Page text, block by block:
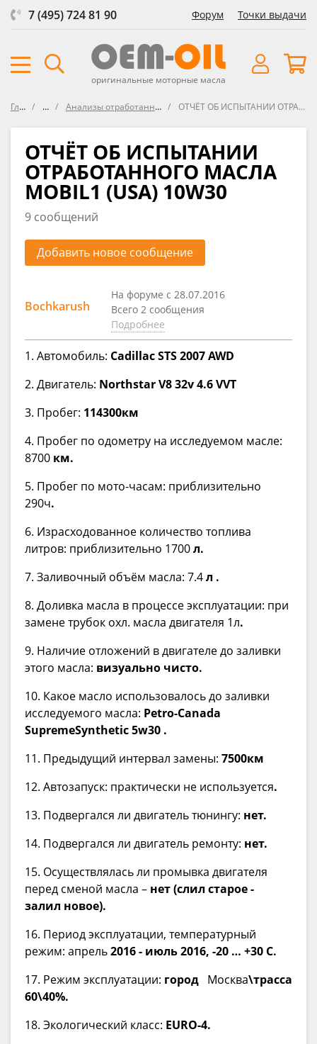
7 (495) 724 81 90 Форум Точки выдачи
оригинальные моторные масла
Главная ФорумАнализы отработанных масел UOA (Used Oil Analysis) ОТЧЁТ ОБ ИСПЫТАНИИ ОТРАБОТАННОГО МАСЛА MOBIL1 (USA) 10W30
ОТЧЁТ ОБ ИСПЫТАНИИ
ОТРАБОТАННОГО МАСЛА
MOBIL1 (USA) 10W30
9 сообщений
Добавить новое сообщение
Bochkarush
На форуме с 28.07.2016
Всего 2 сообщения
Подробнее
1. Автомобиль: Cadillac STS 2007 AWD
2. Двигатель: Northstar V8 32v 4.6 VVT
3. Пробег: 114300км
4. Пробег по одометру на исследуемом масле:
8700 км.
5. Пробег по мото-часам: приблизительно
290ч.
6. Израсходованное количество топлива
литров: приблизительно 1700л.
7. Заливочный объём масла: 7.4л .
8. Доливка масла в процессе эксплуатации: при
замене трубок охл. масла двигателя 1л.
9. Наличие отложений в двигателе до заливки
этого масла: визуально чисто.
10. Какое масло использовалось до заливки
исследуемого масла: Petro-Canada
SupremeSynthetic 5w30 .
11. Предыдущий интервал замены: 7500км
12. Автозапуск: практически не используется.
13. Подвергался ли двигатель тюнингу: нет.
14. Подвергался ли двигатель ремонту: нет.
15. Осуществлялась ли промывка двигателя
перед сменой масла – нет (слил старое -
залил новое).
16. Период эксплуатации, температурный
режим: апрель2016 - июль 2016, -20 … +30 С.
17. Режим эксплуатации: город Москва\трасса
60\40%.
18. Экологический класс: EURO-4.